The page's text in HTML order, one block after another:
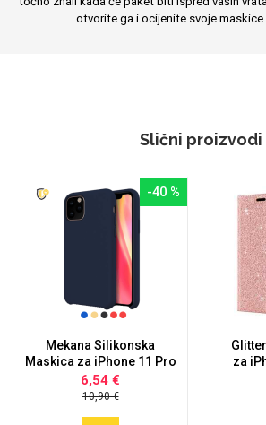
otvorite ga i ocijenite svoje
Slični proizvodi
-40 %
Mekana Silikonska
Maskica za iPhone 11 Pro
Max...
6,54 €
10,90 €
za